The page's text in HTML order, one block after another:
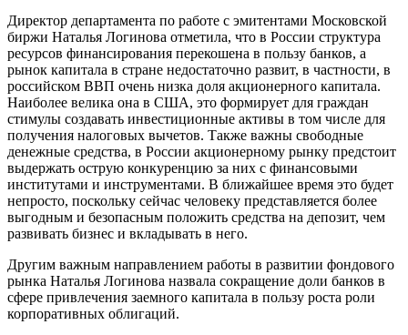
Директор департамента по работе с эмитентами Московской
биржи Наталья Логинова отметила, что в России структура
ресурсов финансирования перекошена в пользу банков, а
рынок капитала в стране недостаточно развит, в частности, в
российском ВВП очень низка доля акционерного капитала.
Наиболее велика она в США, это формирует для граждан
стимулы создавать инвестиционные активы в том числе для
получения налоговых вычетов. Также важны свободные
денежные средства, в России акционерному рынку предстоит
выдержать острую конкуренцию за них с финансовыми
институтами и инструментами. В ближайшее время это будет
непросто, поскольку сейчас человеку представляется более
выгодным и безопасным положить средства на депозит, чем
развивать бизнес и вкладывать в него.
Другим важным направлением работы в развитии фондового
рынка Наталья Логинова назвала сокращение доли банков в
сфере привлечения заемного капитала в пользу роста роли
корпоративных облигаций.